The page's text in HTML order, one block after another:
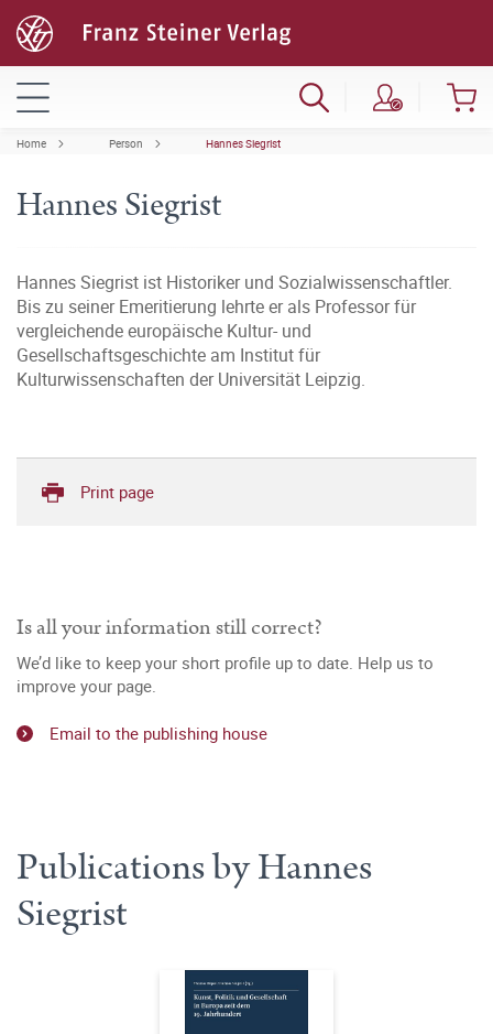
Home Person Hannes Siegrist
Hannes Siegrist
Hannes Siegrist ist Historiker und Sozialwissenschaftler.
Bis zu seiner Emeritierung lehrte er als Professor für
vergleichende europäische Kultur- und
Gesellschaftsgeschichte am Institut für
Kulturwissenschaften der Universität Leipzig.
Print page
Is all your information still correct?
We’d like to keep your short profile up to date. Help us to
improve your page.
Email to the publishing house
Publications by Hannes
Siegrist